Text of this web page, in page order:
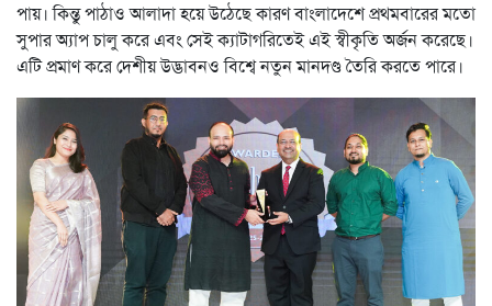
পায়। কিন্তু পাঠাও আলাদা হয়ে উঠেছে কারণ বাংলাদেশে প্রথমবারের মতো
সুপার অ্যাপ চালু করে এবং সেই ক্যাটাগরিতেই এই স্বীকৃতি অর্জন করেছে।
এটি প্রমাণ করে দেশীয় উদ্ভাবনও বিশ্বে নতুন মানদণ্ড তৈরি করতে পারে।